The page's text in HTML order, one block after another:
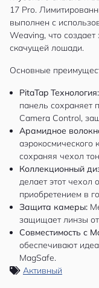
17 Pro.
выполнен с
Weaving, что
скачущей лошади.
Основные
PitaTap Технология:
панель сохраняет
Camera Control,
Арамидное
аэрокосмического
сохраняя чехол
Коллекционный
делает этот чехол
приобретением в
Защита камеры:
защищает линзы
Совместимость с
обеспечивают
MagSafe.
Активный